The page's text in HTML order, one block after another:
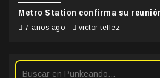
Metro Station confirma su
7 años ago victor tellez